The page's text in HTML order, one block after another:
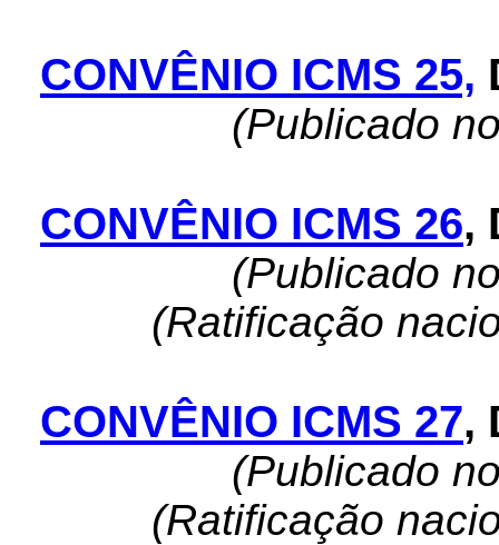
CONVÊNIO ICMS 25,
(Publicado
CONVÊNIO ICMS 26,
(Publicado
(Ratificação
CONVÊNIO ICMS 27,
(Publicado
(Ratificação